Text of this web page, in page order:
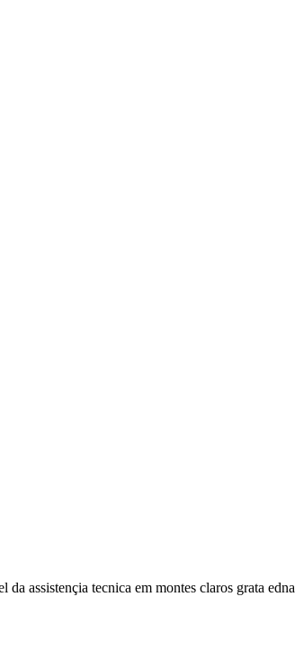
assistençia tecnica em montes claros grata edna